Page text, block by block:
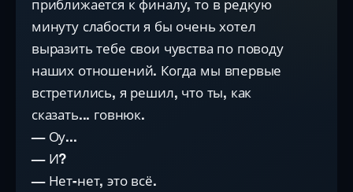
приближается к финалу, то в редкую
минуту слабости я бы очень хотел
выразить тебе свои чувства по поводу
наших отношений. Когда мы впервые
встретились, я решил, что ты, как
сказать... говнюк.
— Оу...
— И?
— Нет-нет, это всё.